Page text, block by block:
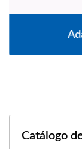
Catálogo